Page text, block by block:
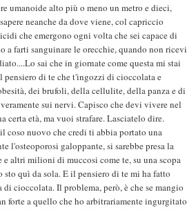
umanoide alto più o meno un metro e dieci,
neanche da dove viene, col capriccio
che emergono ogni volta che sei capace di
a farti sanguinare le orecchie, quando non ricevi
sai che in giornate come questa mi stai
pensiero di te che t'ingozzi di cioccolata e
dei brufoli, della cellulite, della panza e di
sui nervi. Capisco che devi vivere nel
certa età, ma vuoi strafare. Lasciatelo dire.
coso nuovo che credi ti abbia portato una
l'osteoporosi galoppante, si sarebbe presa la
e altri milioni di muccosi come te, su una scopa
quì da sola. E il pensiero di te mi ha fatto
cioccolata. Il problema, però, è che se mangio
forte a quello che ho arbitrariamente ingurgitato